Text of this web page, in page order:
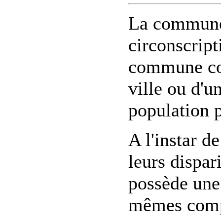
La
commune
ville ou
population
A l'instar
leurs
possède
mêmes